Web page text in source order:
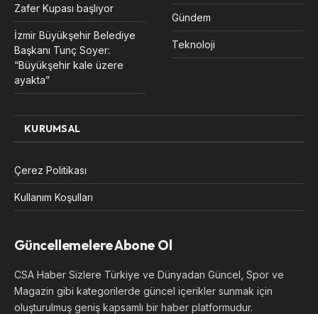
Zafer Kupası başlıyor
İzmir Büyükşehir Belediye
Başkanı Tunç Soyer:
“Büyükşehir kale üzere
ayakta”
Gündem
Teknoloji
KURUMSAL
Çerez Politikası
Kullanım Koşulları
Güncellemelere Abone Ol
CSA Haber Sizlere Türkiye ve Dünyadan Güncel, Spor ve
Magazin gibi kategorilerde güncel içerikler sunmak için
oluşturulmuş geniş kapsamlı bir haber platformudur.